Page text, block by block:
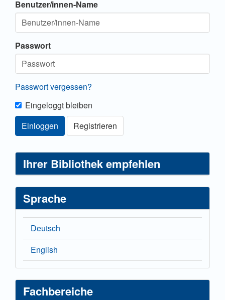
Benutzer/innen-Name
Passwort
Passwort vergessen?
Eingeloggt bleiben
Einloggen
Registrieren
Ihrer Bibliothek empfehlen
Sprache
Deutsch
English
Fachbereiche